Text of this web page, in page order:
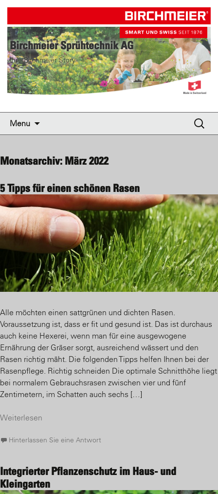
Birchmeier Sprühtechnik AG
Ihre Birchmeier Story
birchmeier.com
Menu
Suche
nach:
Monatsarchiv: März 2022
5 Tipps für einen schönen Rasen
Alle möchten einen sattgrünen und dichten Rasen.
Voraussetzung ist, dass er fit und gesund ist. Das ist durchaus
auch keine Hexerei, wenn man für eine ausgewogene
Ernährung der Gräser sorgt, ausreichend wässert und den
Rasen richtig mäht. Die folgenden Tipps helfen Ihnen bei der
Rasenpflege. Richtig schneiden Die optimale Schnitthöhe liegt
bei normalem Gebrauchsrasen zwischen vier und fünf
Zentimetern, im Schatten auch sechs […]
Weiterlesen
Hinterlassen Sie eine Antwort
Integrierter Pflanzenschutz im Haus- und
Kleingarten